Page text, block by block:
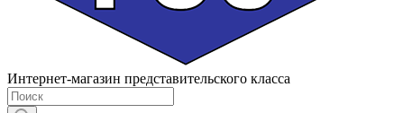
Интернет-магазин представительского класса